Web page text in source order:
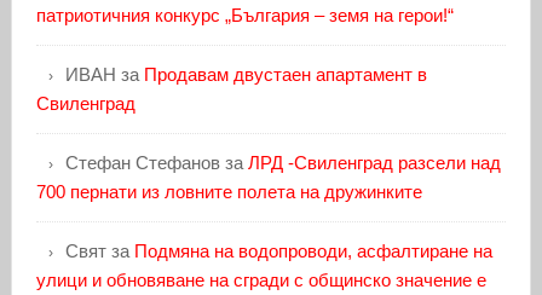
патриотичния конкурс „България – земя на герои!“
ИВАН за Продавам двустаен апартамент в
Свиленград
Стефан Стефановза ЛРД -Свиленград разсели над
700 пернати из ловните полета на дружинките
Святза Подмяна на водопроводи, асфалтиране на
улици и обновяване на сгради с общинско значение е